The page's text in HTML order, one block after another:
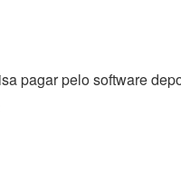
pagar pelo software